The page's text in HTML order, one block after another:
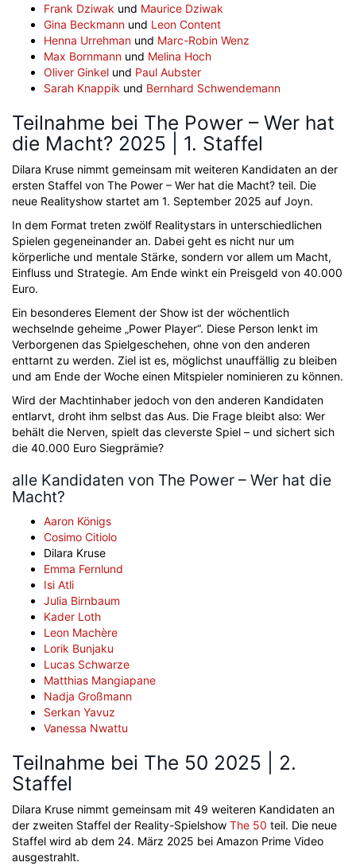
Frank Dziwak und Maurice Dziwak
Gina Beckmann und Leon Content
Henna Urrehman und Marc-Robin Wenz
Max Bornmann und Melina Hoch
Oliver Ginkel und Paul Aubster
Sarah Knappik und Bernhard Schwendemann
Teilnahme bei The Power – Wer hat
die Macht? 2025 | 1. Staffel
Dilara Kruse nimmt gemeinsam mit weiteren Kandidaten an der
ersten Staffel von The Power – Wer hat die Macht? teil. Die
neue Realityshow startet am 1. September 2025 auf Joyn.
In dem Format treten zwölf Realitystars in unterschiedlichen
Spielen gegeneinander an. Dabei geht es nicht nur um
körperliche und mentale Stärke, sondern vor allem um Macht,
Einfluss und Strategie. Am Ende winkt ein Preisgeld von 40.000
Euro.
Ein besonderes Element der Show ist der wöchentlich
wechselnde geheime „Power Player“. Diese Person lenkt im
Verborgenen das Spielgeschehen, ohne von den anderen
enttarnt zu werden. Ziel ist es, möglichst unauffällig zu bleiben
und am Ende der Woche einen Mitspieler nominieren zu können.
Wird der Machtinhaber jedoch von den anderen Kandidaten
entlarvt, droht ihm selbst das Aus. Die Frage bleibt also: Wer
behält die Nerven, spielt das cleverste Spiel – und sichert sich
die 40.000 Euro Siegprämie?
alle Kandidaten von The Power – Wer hat die
Macht?
Aaron Königs
Cosimo Citiolo
Dilara Kruse
Emma Fernlund
Isi Atli
Julia Birnbaum
Kader Loth
Leon Machère
Lorik Bunjaku
Lucas Schwarze
Matthias Mangiapane
Nadja Großmann
Serkan Yavuz
Vanessa Nwattu
Teilnahme bei The 50 2025 | 2.
Staffel
Dilara Kruse nimmt gemeinsam mit 49 weiteren Kandidaten an
der zweiten Staffel der Reality-Spielshow The 50 teil. Die neue
Staffel wird ab dem 24. März 2025 bei Amazon Prime Video
ausgestrahlt.